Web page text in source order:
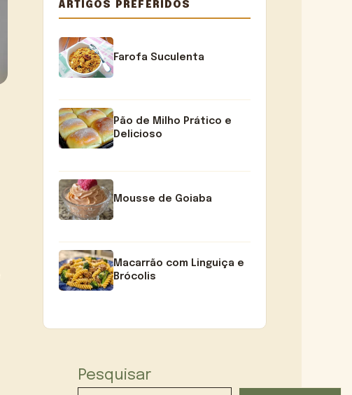
ARTIGOS PREFERIDOS
Farofa Suculenta
Pão de Milho Prático e
Delicioso
Mousse de Goiaba
Macarrão com Linguiça e
Brócolis
Pesquisar